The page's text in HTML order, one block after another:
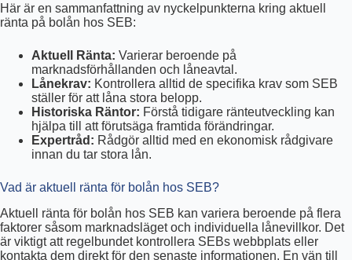
Här är en sammanfattning av nyckelpunkterna kring aktuell
ränta på bolån hos SEB:
Aktuell Ränta: Varierar beroende på
marknadsförhållanden och låneavtal.
Lånekrav: Kontrollera alltid de specifika krav som SEB
ställer för att låna stora belopp.
Historiska Räntor: Förstå tidigare ränteutveckling kan
hjälpa till att förutsäga framtida förändringar.
Expertråd: Rådgör alltid med en ekonomisk rådgivare
innan du tar stora lån.
Vad är aktuell ränta för bolån hos SEB?
Aktuell ränta för bolån hos SEB kan variera beroende på flera
faktorer såsom marknadsläget och individuella lånevillkor. Det
är viktigt att regelbundet kontrollera SEBs webbplats eller
kontakta dem direkt för den senaste informationen. En vän till